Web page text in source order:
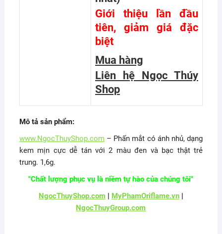
Giới thiệu lần đầu
tiên, giảm giá đặc
biệt
Mua hàng
Liên hệ Ngọc Thúy
Shop
Mô tả sản phẩm:
www.NgocThuyShop.com– Phấn mắt có ánh nhủ, dạng
kem mịn cực dễ tán với 2 màu đen và bạc thật trẻ
trung. 1,6g.
"Chất lượng phục vụ là niềm tự hào của chúng tôi"
NgocThuyShop.com| MyPhamOriflame.vn|
NgocThuyGroup.com